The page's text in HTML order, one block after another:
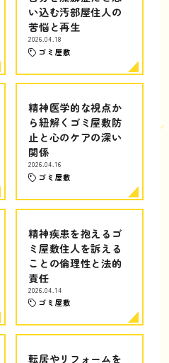
い込む汚部屋住人の
苦悩と再生
2026.04.18
ゴミ屋敷
精神医学的な視点か
ら紐解くゴミ屋敷防
止と心のケアの深い
関係
2026.04.16
ゴミ屋敷
精神疾患を抱えるゴ
ミ屋敷住人を訴える
ことの倫理性と法的
責任
2026.04.14
ゴミ屋敷
転居やリフォームを